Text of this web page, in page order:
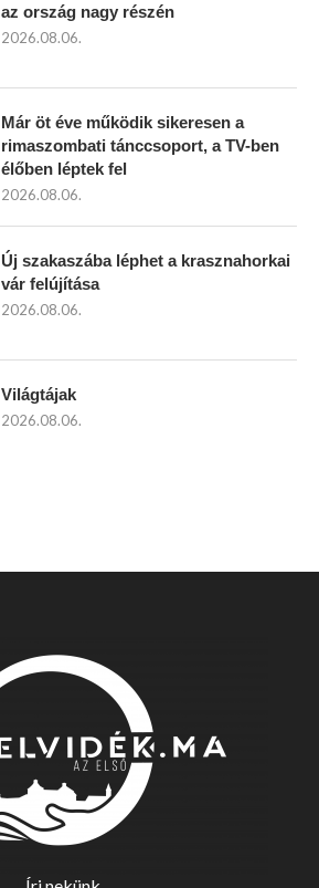
az ország nagy részén
2026.08.06.
Már öt éve működik sikeresen a
rimaszombati tánccsoport, a TV-ben
élőben léptek fel
2026.08.06.
Új szakaszába léphet a krasznahorkai
vár felújítása
2026.08.06.
Világtájak
2026.08.06.